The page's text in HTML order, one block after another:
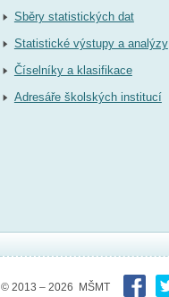
Sběry statistických dat
Statistické výstupy a analýzy
Číselníky a klasifikace
Adresáře školských institucí
© 2013 – 2026 MŠMT